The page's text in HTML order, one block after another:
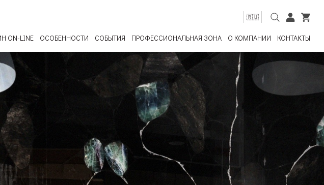
🇷🇺
ON-LINE ОСОБЕННОСТИ СОБЫТИЯ ПРОФЕССИОНАЛЬНАЯ ЗОНА О КОМПАНИИ КОНТАКТЫ